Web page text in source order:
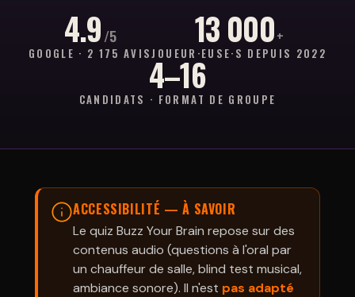
4.9/5
GOOGLE · 2 175 AVIS
13 000+
JOUEUR·EUSE·S DEPUIS 2022
4–16
CANDIDATS · FORMAT DE GROUPE
ACCESSIBILITÉ — À SAVOIR
Le quiz Buzz Your Brain repose sur des
contenus audio (questions à l'oral par
un chauffeur de salle, blind test musical,
ambiance sonore). Il n'est pas adapté